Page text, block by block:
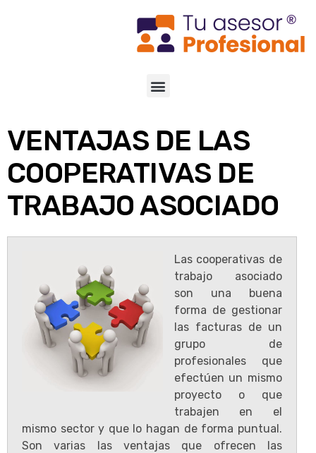
VENTAJAS DE LAS
COOPERATIVAS DE
TRABAJO ASOCIADO
Las cooperativas de
trabajo asociado
son una buena
forma de gestionar
las facturas de un
grupo de
profesionales que
efectúen un mismo
proyecto o que
trabajen en el
mismo sector y que lo hagan de forma puntual.
Son varias las ventajas que ofrecen las